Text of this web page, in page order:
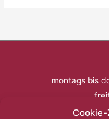
montags bis